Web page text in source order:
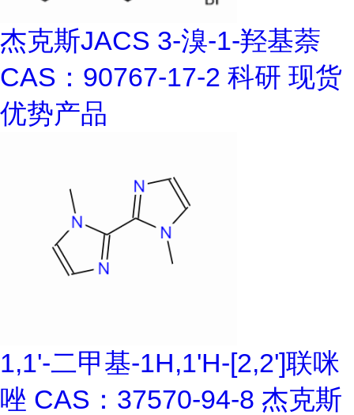
杰克斯JACS 3-溴-1-羟基萘
CAS：90767-17-2 科研 现货
优势产品
1,1'-二甲基-1H,1'H-[2,2']联咪
唑 CAS：37570-94-8 杰克斯